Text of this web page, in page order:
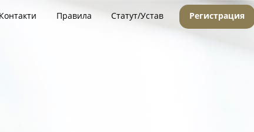
Правила Статут/Устав Регистрация